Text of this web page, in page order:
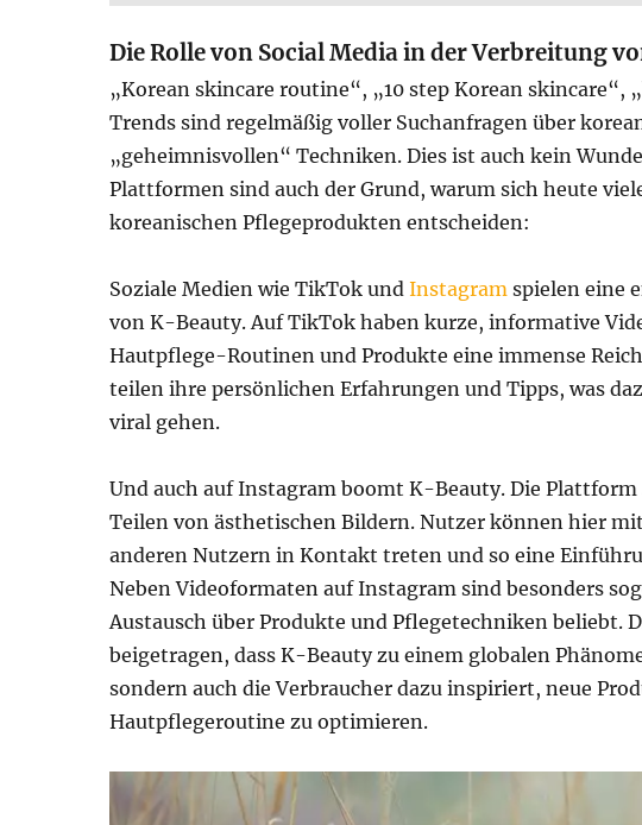
Die Rolle von Social Media in der Verbreitung
„Korean skincare routine“, „10 step Korean skincare“,
Trends sind regelmäßig voller Suchanfragen über
„geheimnisvollen“ Techniken. Dies ist auch kein
Plattformen sind auch der Grund, warum sich heute
koreanischen Pflegeprodukten entscheiden:
Soziale Medien wie TikTok und Instagram spielen eine
von K-Beauty. Auf TikTok haben kurze, informative
Hautpflege-Routinen und Produkte eine immense
teilen ihre persönlichen Erfahrungen und Tipps, was
viral gehen.
Und auch auf Instagram boomt K-Beauty. Die
Teilen von ästhetischen Bildern. Nutzer können hier
anderen Nutzern in Kontakt treten und so eine
Neben Videoformaten auf Instagram sind besonders
Austausch über Produkte und Pflegetechniken beliebt.
beigetragen, dass K-Beauty zu einem globalen
sondern auch die Verbraucher dazu inspiriert, neue
Hautpflegeroutine zu optimieren.